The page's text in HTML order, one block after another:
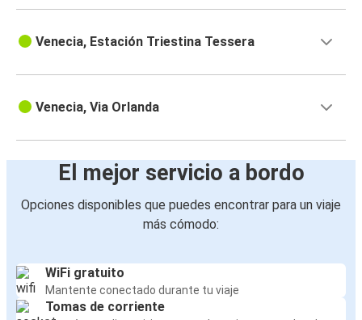
Venecia, Estación Triestina Tessera
Venecia, Via Orlanda
El mejor servicio a bordo
Opciones disponibles que puedes encontrar para un viaje
más cómodo:
WiFi gratuito
Mantente conectado durante tu viaje
Tomas de corriente